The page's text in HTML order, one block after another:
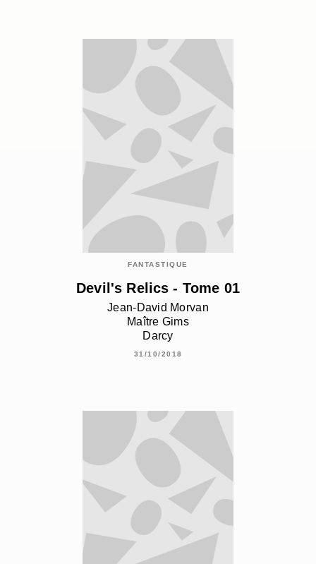
FANTASTIQUE
Devil's Relics - Tome 01
Jean-David Morvan
Maître Gims
Darcy
31/10/2018